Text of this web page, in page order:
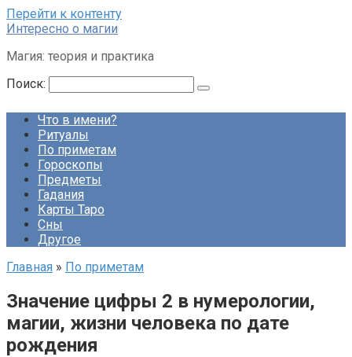
Перейти к контенту
Интересно о магии
Магия: теория и практика
Поиск:
Что в имени?
Ритуалы
По приметам
Гороскопы
Предметы
Гадания
Карты Таро
Сны
Другое
Главная » По приметам
Значение цифры 2 в нумерологии,
магии, жизни человека по дате
рождения